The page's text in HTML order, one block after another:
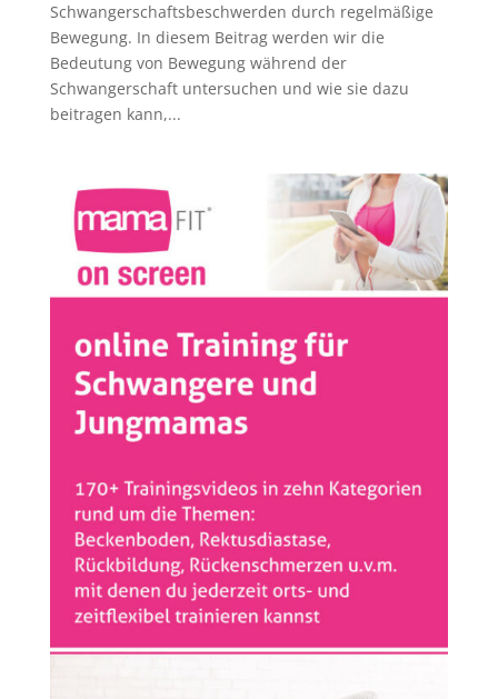
Schwangerschaftsbeschwerden durch regelmäßige
Bewegung. In diesem Beitrag werden wir die
Bedeutung von Bewegung während der
Schwangerschaft untersuchen und wie sie dazu
beitragen kann,...